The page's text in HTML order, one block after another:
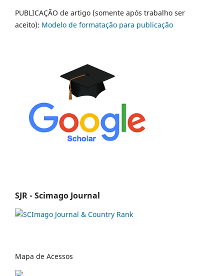
PUBLICAÇÃO de artigo (somente após trabalho ser
aceito): Modelo de formatação para publicação
SJR - Scimago Journal
Mapa de Acessos